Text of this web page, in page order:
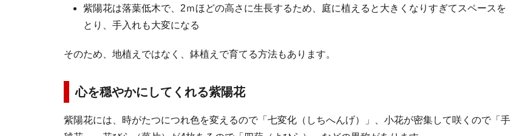
紫陽花は落葉低木で、2ｍほどの高さに生長するため、庭に植えると大きくなりすぎてスペースを
とり、手入れも大変になる
そのため、地植えではなく、鉢植えで育てる方法もあります。
心を穏やかにしてくれる紫陽花
紫陽花には、時がたつにつれ色を変えるので「七変化（しちへんげ）」、小花が密集して咲くので「手